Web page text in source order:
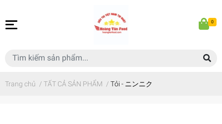
0
Trang chủ / TẤT CẢ SẢN PHẨM / Tỏi - ニンニク